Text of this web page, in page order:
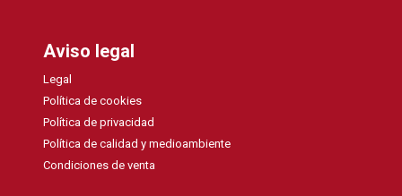
Aviso legal
Legal
Política de cookies
Política de privacidad
Política de calidad y medioambiente
Condiciones de venta